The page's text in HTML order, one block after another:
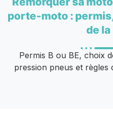
porte-moto :
de
Permis B ou BE, choix
pression pneus et règles